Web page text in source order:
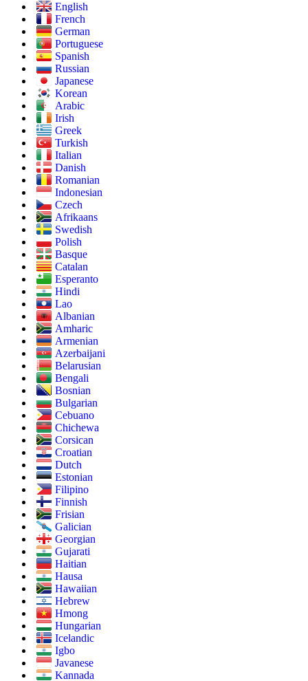
English
French
German
Portuguese
Spanish
Russian
Japanese
Korean
Arabic
Irish
Greek
Turkish
Italian
Danish
Romanian
Indonesian
Czech
Afrikaans
Swedish
Polish
Basque
Catalan
Esperanto
Hindi
Lao
Albanian
Amharic
Armenian
Azerbaijani
Belarusian
Bengali
Bosnian
Bulgarian
Cebuano
Chichewa
Corsican
Croatian
Dutch
Estonian
Filipino
Finnish
Frisian
Galician
Georgian
Gujarati
Haitian
Hausa
Hawaiian
Hebrew
Hmong
Hungarian
Icelandic
Igbo
Javanese
Kannada